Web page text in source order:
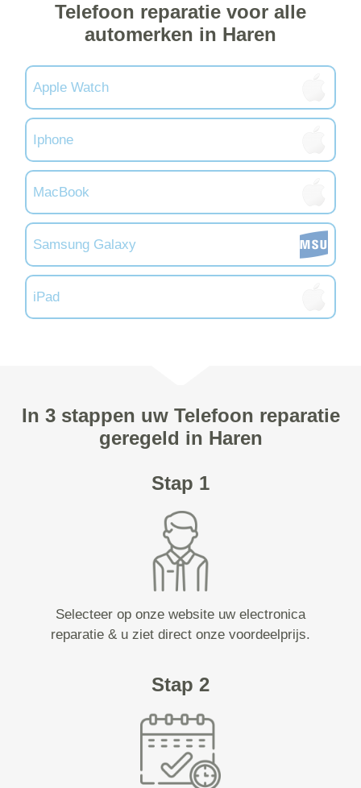
Telefoon reparatie voor alle
automerken in Haren
Apple Watch
Iphone
MacBook
Samsung Galaxy
iPad
In 3 stappen uw Telefoon reparatie
geregeld in Haren
Stap 1
Selecteer op onze website uw electronica
reparatie & u ziet direct onze voordeelprijs.
Stap 2